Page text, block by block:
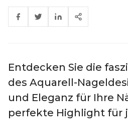
Entdecken Sie die
des Aquarell-
und Eleganz für Ihre
perfekte Highlight für